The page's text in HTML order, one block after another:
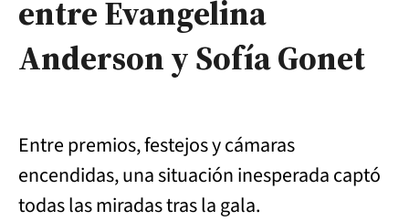
entre Evangelina
Anderson y Sofía Gonet
Entre premios, festejos y cámaras
encendidas, una situación inesperada captó
todas las miradas tras la gala.